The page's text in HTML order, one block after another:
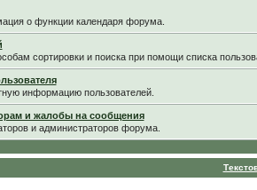
о функции календаря форума.
сортировки и поиска при помощи списка
информацию пользователей.
и жалобы на сообщения
и администраторов форума.